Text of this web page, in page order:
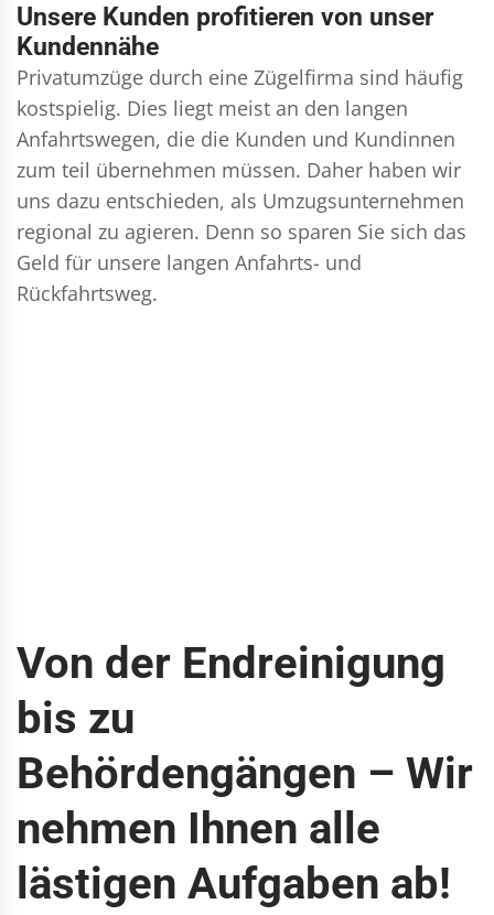
Unsere Kunden profitieren von unser
Kundennähe
Privatumzüge durch eine Zügelfirma sind häufig
kostspielig. Dies liegt meist an den langen
Anfahrtswegen, die die Kunden und Kundinnen
zum teil übernehmen müssen. Daher haben wir
uns dazu entschieden, als Umzugsunternehmen
regional zu agieren. Denn so sparen Sie sich das
Geld für unsere langen Anfahrts- und
Rückfahrtsweg.
Von der Endreinigung
bis zu
Behördengängen – Wir
nehmen Ihnen alle
lästigen Aufgaben ab!